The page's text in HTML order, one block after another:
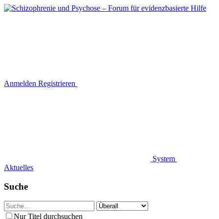
Anmelden Registrieren
System
Aktuelles
Suche
Nur Titel durchsuchen